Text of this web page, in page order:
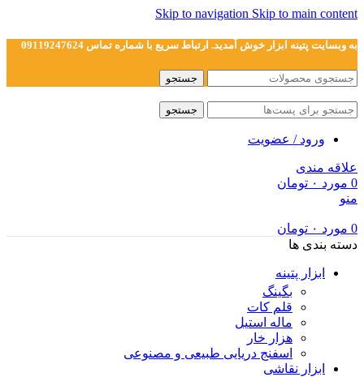
Skip to navigation Skip to main content
به وبسایت پتینه ابزار خوش آمدید. ارتباط سریع با شماره تماس 09119247624
جستجو
جستجو
ورود / عضویت
علاقه مندی
0 مورد ۰ تومان
منو
0 مورد ۰ تومان
دسته بندی ها
ابزار پتینه
بگینگ
قلم کات
ماله استیل
هزار خار
اسفنج دریایی طبیعی و مصنوعی
ابزار نقاشی